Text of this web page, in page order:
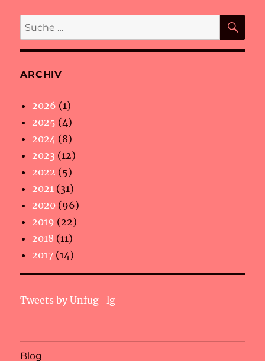
Suche
nach:
ARCHIV
2026 (1)
2025 (4)
2024 (8)
2023 (12)
2022 (5)
2021 (31)
2020 (96)
2019 (22)
2018 (11)
2017 (14)
Tweets by Unfug_lg
Blog